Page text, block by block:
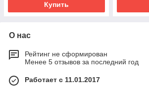
Купить
О нас
Рейтинг не сформирован
Менее 5 отзывов за последний год
Работает с 11.01.2017